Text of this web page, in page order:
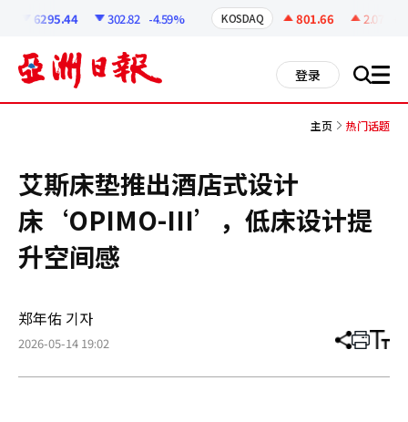
6295.44 302.82 -4.59% KOSDAQ 801.66 2.07
登录 搜 all
主页 热门话题
艾斯床垫推出酒店式设计
床‘OPIMO-III’，低床设计提
升空间感
郑年佑 기자
2026-05-14 19:02 分
章
打 调
小